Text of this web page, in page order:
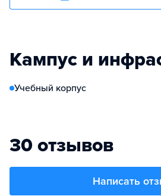
Кампус и
Учебный корпус
30 отзывов
Написать